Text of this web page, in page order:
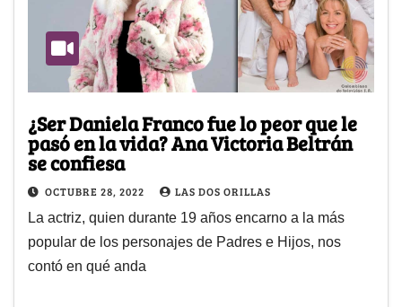
¿Ser Daniela Franco fue lo peor que le
pasó en la vida? Ana Victoria Beltrán
se confiesa
OCTUBRE 28, 2022 LAS DOS ORILLAS
La actriz, quien durante 19 años encarno a la más
popular de los personajes de Padres e Hijos, nos
contó en qué anda